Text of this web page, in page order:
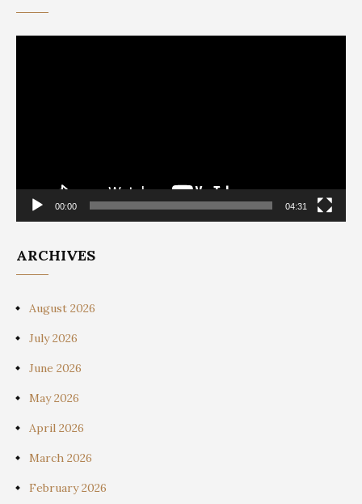
00:00 04:31
ARCHIVES
August 2026
July 2026
June 2026
May 2026
April 2026
March 2026
February 2026